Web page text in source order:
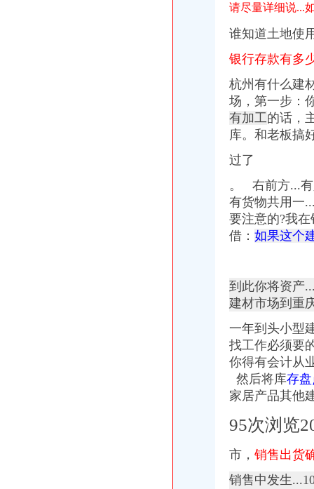
重庆沙坪坝歌乐山财会英语培训,重庆沙坪坝歌乐山财会英语培训班,
【中国农业银行股份有限公司重庆沙坪坝歌乐山支行工商信息】-阿土
【重庆歌乐山财务招聘_重庆歌乐山会计人才招聘网_2017年重庆歌乐
中国农业银行股份有限公司重庆沙坪坝歌乐山支行联系方式_信用报告_
收银员_重庆韵涵餐饮文化有限公司招聘信息—中华英才网
歌乐山队-土耳其自驾之旅财务报告-AA活动-绿野主版-绿野户外网
富贵万年：关于出售全资子公司资产的公告_富贵万年（）_公
【重庆市沙坪坝区歌乐山机械铸造厂2018新招聘信息】_聘网
请尽量详细说...
谁知道土地使
银行存款有多
杭州有什么建
场，第一步：
有加工的话，
库。和老板搞
过了
。 右前方...有
有货物共用一
要注意的?我
借： 如果这个
到此你将资产
建材市场到重
一年到头小型
找工作必须要
你得有会计从
然后将库存
家居产品其他
95次浏览
市， 销售出货
销售中发生